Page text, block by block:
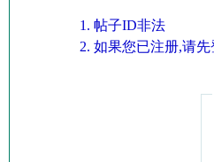
帖子ID非法
如果您已注册,请